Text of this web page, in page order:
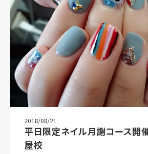
2018/08/21
平日限定ネイル月謝コース開
屋校